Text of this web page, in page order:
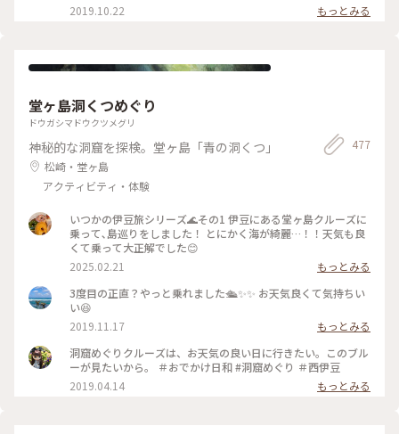
2019.10.22
もっとみる
堂ヶ島洞くつめぐり
ドウガシマドウクツメグリ
神秘的な洞窟を探検。堂ヶ島「青の洞くつ」
松崎・堂ヶ島
アクティビティ・体験
477
いつかの伊豆旅シリーズ🌊その1 伊豆にある堂ヶ島クルーズに
乗って､島巡りをしました！ とにかく海が綺麗…！！天気も良
くて乗って大正解でした😊
2025.02.21
もっとみる
3度目の正直？やっと乗れました🛳✨✨ お天気良くて気持ちい
い😆
2019.11.17
もっとみる
洞窟めぐりクルーズは、お天気の良い日に行きたい。このブル
ーが見たいから。 ＃おでかけ日和 #洞窟めぐり ＃西伊豆
2019.04.14
もっとみる